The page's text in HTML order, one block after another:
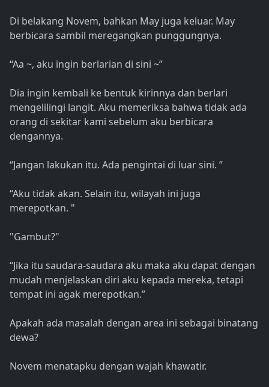
Di belakang Novem, bahkan May juga keluar. May
berbicara sambil meregangkan punggungnya.
“Aa ~, aku ingin berlarian di sini ~”
Dia ingin kembali ke bentuk kirinnya dan berlari
mengelilingi langit. Aku memeriksa bahwa tidak ada
orang di sekitar kami sebelum aku berbicara
dengannya.
“Jangan lakukan itu. Ada pengintai di luar sini. ”
“Aku tidak akan. Selain itu, wilayah ini juga
merepotkan. "
"Gambut?"
“Jika itu saudara-saudara aku maka aku dapat dengan
mudah menjelaskan diri aku kepada mereka, tetapi
tempat ini agak merepotkan.”
Apakah ada masalah dengan area ini sebagai binatang
dewa?
Novem menatapku dengan wajah khawatir.